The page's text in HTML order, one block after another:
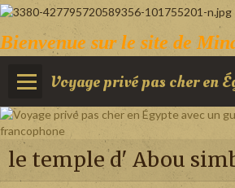
Bienvenue sur le site de
le temple d' Abou